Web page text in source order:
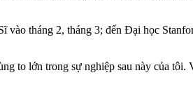
vào tháng 2, tháng 3; đến Đại học
to lớn trong sự nghiệp sau này của tôi.